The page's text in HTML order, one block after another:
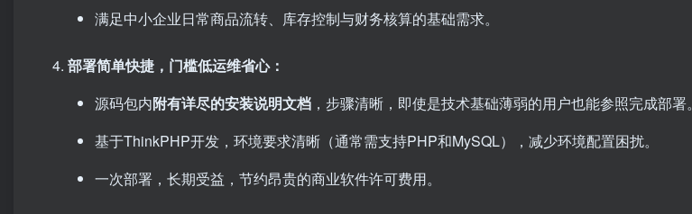
满足中小企业日常商品流转、库存控制与财务核算的基础需求。
部署简单快捷，门槛低运维省心：​
源码包内附有详尽的安装说明文档 ，步骤清晰，即使是技术基础薄弱的用户也能参照完成部署。
基于ThinkPHP开发，环境要求清晰（通常需支持PHP和MySQL），减少环境配置困扰。
一次部署，长期受益，节约昂贵的商业软件许可费用。